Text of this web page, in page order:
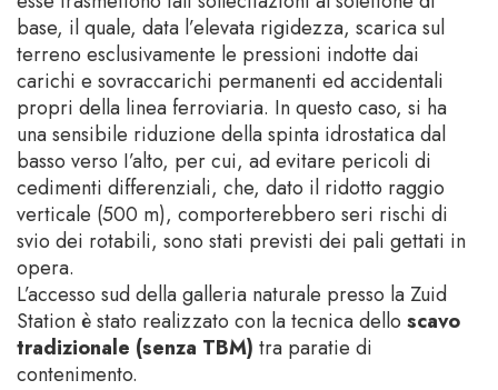
base, il quale, data l’elevata rigidezza, scarica sul
terreno esclusivamente le pressioni indotte dai
carichi e sovraccarichi permanenti ed accidentali
propri della linea ferroviaria. In questo caso, si ha
una sensibile riduzione della spinta idrostatica dal
basso verso I’alto, per cui, ad evitare pericoli di
cedimenti differenziali, che, dato il ridotto raggio
verticale (500 m), comporterebbero seri rischi di
svio dei rotabili, sono stati previsti dei pali gettati in
opera.
L’accesso sud della galleria naturale presso la Zuid
Station è stato realizzato con la tecnica dello scavo
tradizionale (senza TBM) tra paratie di
contenimento.